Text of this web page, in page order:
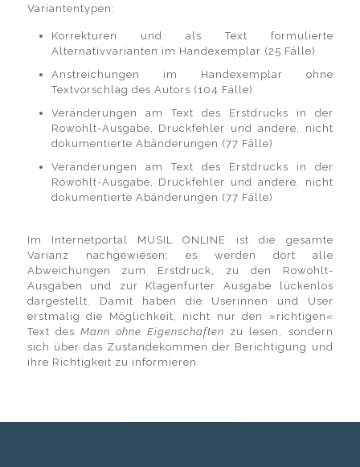
Variantentypen:
Korrekturen und als Text formulierte
Alternativvarianten im Handexemplar (25 Fälle)
Anstreichungen im Handexemplar ohne
Textvorschlag des Autors (104 Fälle)
Veränderungen am Text des Erstdrucks in der
Rowohlt-Ausgabe, Druckfehler und andere, nicht
dokumentierte Abänderungen (77 Fälle)
Veränderungen am Text des Erstdrucks in der
Rowohlt-Ausgabe, Druckfehler und andere, nicht
dokumentierte Abänderungen (77 Fälle)
Im Internetportal MUSIL ONLINE ist die gesamte
Varianz nachgewiesen; es werden dort alle
Abweichungen zum Erstdruck, zu den Rowohlt-
Ausgaben und zur Klagenfurter Ausgabe lückenlos
dargestellt. Damit haben die Userinnen und User
erstmalig die Möglichkeit, nicht nur den »richtigen«
Text des Mann ohne Eigenschaften zu lesen, sondern
sich über das Zustandekommen der Berichtigung und
ihre Richtigkeit zu informieren.